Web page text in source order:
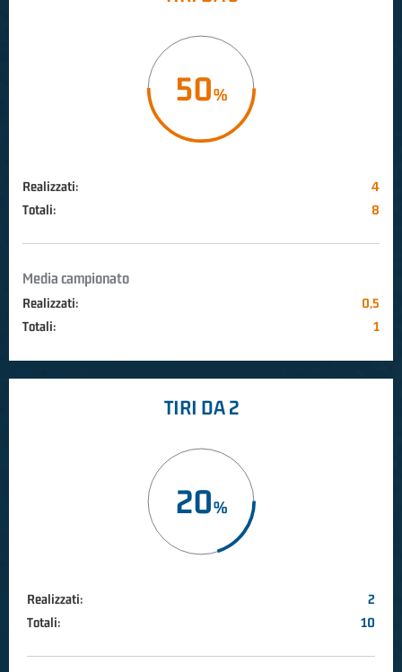
50
Realizzati:
4
Totali:
8
Media campionato
Realizzati:
0,5
Totali:
1
TIRI DA 2
20
Realizzati:
2
Totali:
10